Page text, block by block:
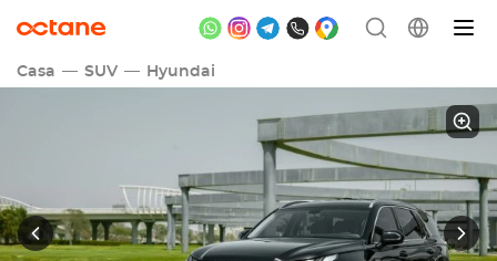
Casa SUV Hyundai